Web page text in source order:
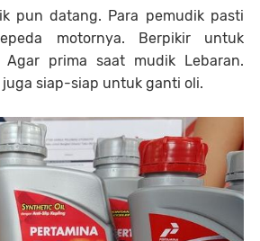
pun datang. Para pemudik pasti
motornya. Berpikir untuk
Agar prima saat mudik Lebaran.
juga siap-siap untuk ganti oli.